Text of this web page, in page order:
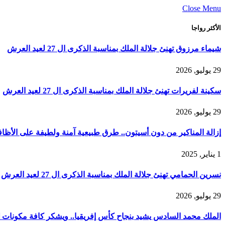
Close Menu
الأكثر رواجا
شيماء مرزوق تهنئ جلالة الملك بمناسبة الذكرى ال 27 لعيد العرش
29 يوليو, 2026
سكينة لفريرات تهنئ جلالة الملك بمناسبة الذكرى ال 27 لعيد العرش
29 يوليو, 2026
إزالة المناكير من دون أسيتون.. طرق طبيعية آمنة ولطيفة على
1 يناير, 2025
نسرين الحمامي تهنئ جلالة الملك بمناسبة الذكرى ال 27 لعيد العرش
29 يوليو, 2026
الملك محمد السادس يشيد بنجاح كأس إفريقيا.. ويشكر كافة مكونات